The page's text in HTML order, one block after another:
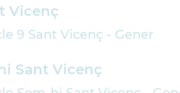
Vicenç
9 Sant Vicenç - Gener
Sant Vicenç